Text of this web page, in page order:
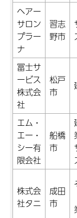
ヘアー
サロン
プラー
ナ
習志
野市
冨士サ
ービス
株式会
社
松戸
市
エム・
エー・
シー有
限会社
船橋
市
株式会
社タニ
成田
市